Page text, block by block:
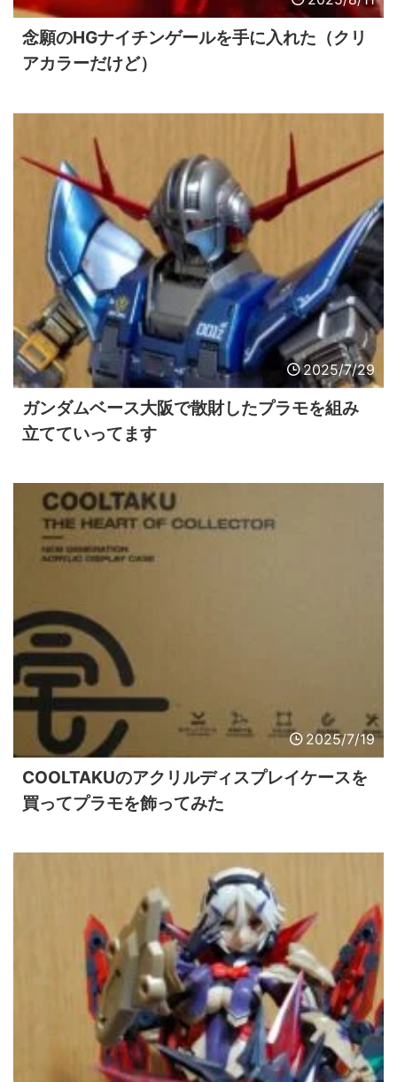
念願のHGナイチンゲールを手に入れた（クリ
アカラーだけど）
2025/7/29
ガンダムベース大阪で散財したプラモを組み
立てていってます
2025/7/19
COOLTAKUのアクリルディスプレイケースを
買ってプラモを飾ってみた